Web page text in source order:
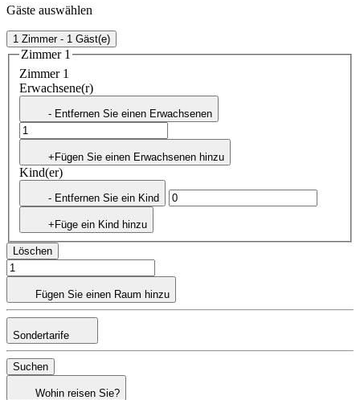
Gäste auswählen
1 Zimmer - 1 Gäst(e)
Zimmer 1
Zimmer 1
Erwachsene(r)
- Entfernen Sie einen Erwachsenen
+Fügen Sie einen Erwachsenen hinzu
Kind(er)
- Entfernen Sie ein Kind
+Füge ein Kind hinzu
Löschen
Fügen Sie einen Raum hinzu
Sondertarife
Suchen
Wohin reisen Sie?